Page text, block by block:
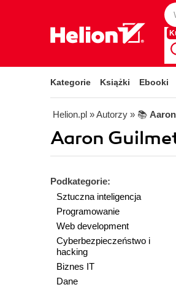
Kategorie Książki Ebooki
Helion.pl » Autorzy » 📚
Aaron
Podkategorie:
Sztuczna inteligencja
Programowanie
Web development
Cyberbezpieczeństwo i
hacking
Biznes IT
Dane